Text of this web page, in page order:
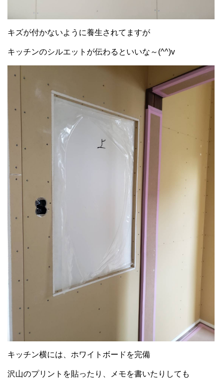
キズが付かないように養生されてますが
キッチンのシルエットが伝わるといいな～(^^)v
キッチン横には、ホワイトボードを完備
沢山のプリントを貼ったり、メモを書いたりしても